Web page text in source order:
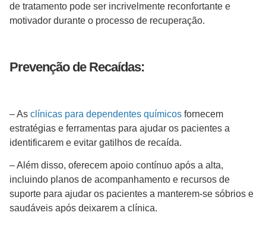
de tratamento pode ser incrivelmente reconfortante e
motivador durante o processo de recuperação.
Prevenção de Recaídas:
– As clínicas para dependentes químicos fornecem
estratégias e ferramentas para ajudar os pacientes a
identificarem e evitar gatilhos de recaída.
– Além disso, oferecem apoio contínuo após a alta,
incluindo planos de acompanhamento e recursos de
suporte para ajudar os pacientes a manterem-se sóbrios e
saudáveis após deixarem a clínica.